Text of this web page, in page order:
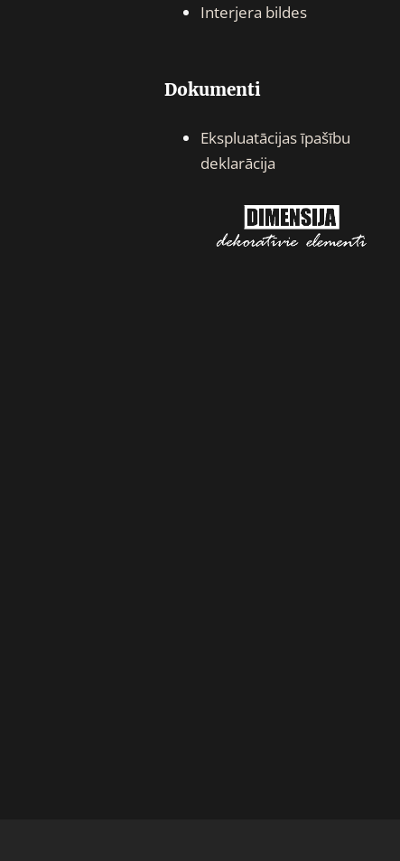
Interjera bildes
Dokumenti
Ekspluatācijas īpašību
deklarācija